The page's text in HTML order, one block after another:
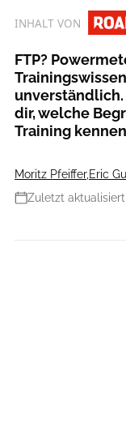
INHALT VON
FTP?
dir, welche
Training
Moritz Pfeiffer,Eric
Zuletzt aktualisiert